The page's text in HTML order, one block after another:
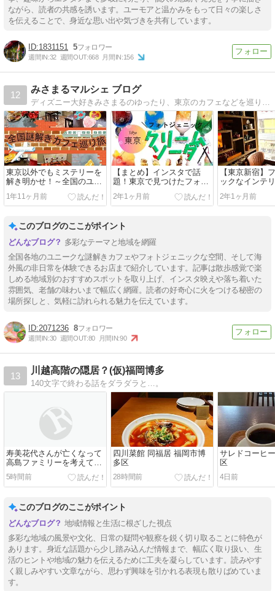
ながら、読者の共感を誘います。ユーモアと温かみをもって日々の楽しさ
を伝えることで、身近な思い出や気づきを共有しています。
1831151 5
週間IN:32 週間OUT:668 月間IN:156
12
みさまるマルシェ ブログ
ディズニー大好きみさまるのゆったり、東京のカフェなどを巡り素敵なお店を紹介するブログです。
東京以外でもミステリーを
解き明かせ！～全国のユニ
ークな謎解きカフェ巡りの
旅～頭脳と味覚を刺激する
1年11ヶ月前
【まとめ】インスタで話
題！東京で見つけたフォト
ジェニックなクリームソー
ダ特集
2年1ヶ月前
【東京新宿】
ックなインテ
た隠れ家！
2年1ヶ月前
このブログのここがポイント
多彩なテーマと地域を網羅
全国各地のユニークな謎解きカフェやフォトジェニックな空間、そして海
外風の非日常を体験できるお店まで紹介しています。記事は散歩感覚で楽
しめる地域別のおすすめスポットを取り上げ、インスタ映えや落ち着いた
雰囲気、老舗の味わいまで幅広く網羅。読者の好奇心に火をつける秘密の
場所探しと、気軽に訪れられる魅力を伝えています。
2071236 8
週間IN:30 週間OUT:80 月間IN:90
13
川越高階の隠居？(仮)福岡博多
140文字で終わる話をダラダラと…。
寿美花代さんが亡くなって
高島ファミリーを考えてし
まいました。
5時間前
四川菜館 同福居 福岡市博
多区
28時間前
サレドコーヒ
区
4日前
このブログのここがポイント
地域情報と生活に根ざした視点
多彩な地域の風景や文化、日常の疑問や観察を鋭く切り取ることに特色が
あります。身近な話題から少し踏み込んだ情報まで、幅広く取り扱い、生
活のヒントや地域の魅力を伝えるために工夫を凝らしています。読みやす
く親しみやすい文章ながら、思わず興味を引かれる表現も散りばめていま
す。